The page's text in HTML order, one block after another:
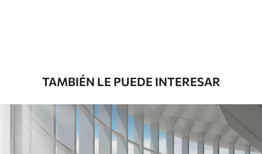
Vinilo Premium
1990.001194.00$U/m²
TAMBIÉN LE PUEDE INTERESAR